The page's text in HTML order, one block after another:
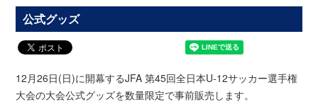
公式グッズ
12月26日(日)に開幕するJFA 第45回全日本U-12サッカー選手権
大会の大会公式グッズを数量限定で事前販売します。